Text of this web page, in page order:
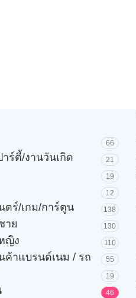
66
ร์ตี้/งานวันเกิด 21
19
12
ตร์/เกม/การ์ตูน 138
าย 130
ญิง 110
ค้าแบรนด์เนม / รถ 55
19
46